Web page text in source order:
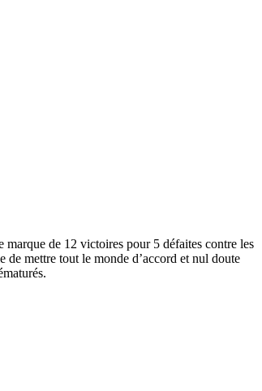
de 12 victoires pour 5 défaites contre les
de mettre tout le monde d’accord et nul doute